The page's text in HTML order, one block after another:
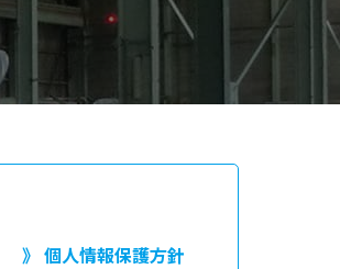
》 個人情報保護方針